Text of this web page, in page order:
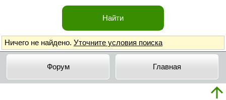
Ничего не найдено. Уточните условия поиска
Форум Главная